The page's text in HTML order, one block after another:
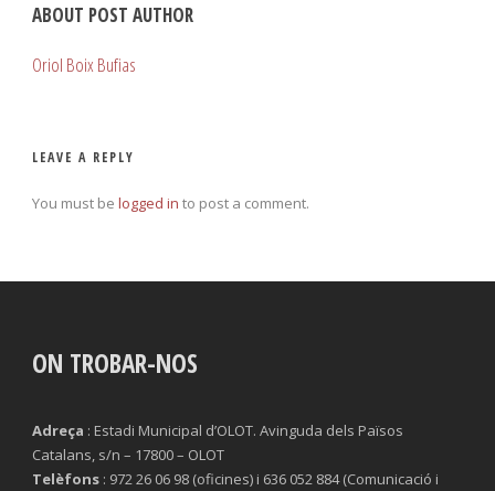
ABOUT POST AUTHOR
Oriol Boix Bufias
LEAVE A REPLY
You must be logged in to post a comment.
ON TROBAR-NOS
Adreça : Estadi Municipal d’OLOT. Avinguda dels Països
Catalans, s/n – 17800 – OLOT
Telèfons : 972 26 06 98 (oficines) i 636 052 884 (Comunicació i